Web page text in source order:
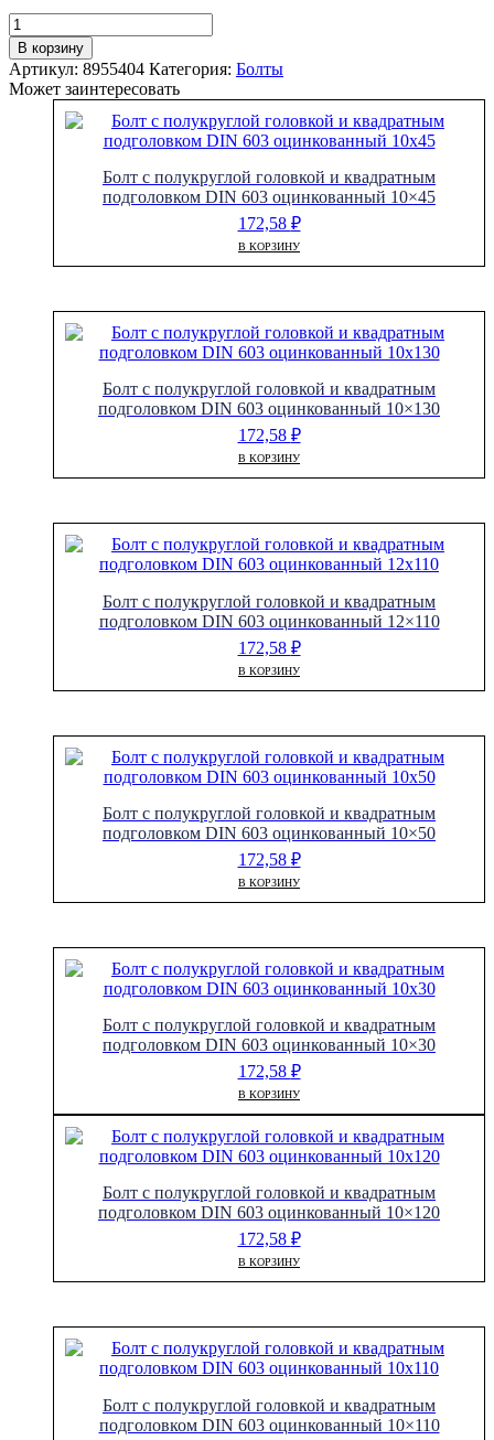
Количество
товара
Болт
с
шестигранной
головкой
В корзину
Артикул: 8955404 Категория: Болты
Может заинтересовать
Болт с полукруглой головкой и квадратным
подголовком DIN 603 оцинкованный 10×45
172,58 ₽
В КОРЗИНУ
Болт с полукруглой головкой и квадратным
подголовком DIN 603 оцинкованный 10×130
172,58 ₽
В КОРЗИНУ
Болт с полукруглой головкой и квадратным
подголовком DIN 603 оцинкованный 12×110
172,58 ₽
В КОРЗИНУ
Болт с полукруглой головкой и квадратным
подголовком DIN 603 оцинкованный 10×50
172,58 ₽
В КОРЗИНУ
Болт с полукруглой головкой и квадратным
подголовком DIN 603 оцинкованный 10×30
172,58 ₽
В КОРЗИНУ
Болт с полукруглой головкой и квадратным
подголовком DIN 603 оцинкованный 10×120
172,58 ₽
В КОРЗИНУ
Болт с полукруглой головкой и квадратным
подголовком DIN 603 оцинкованный 10×110